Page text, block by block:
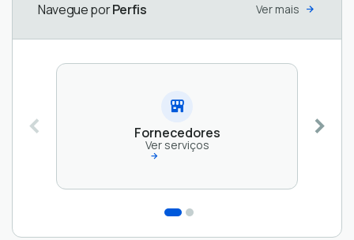
Navegue porPerfis Ver mais
Fornecedores
Ver serviços